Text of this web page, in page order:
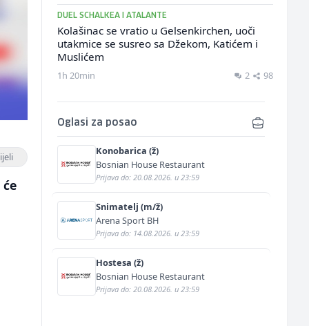
DUEL SCHALKEA I ATALANTE
Kolašinac se vratio u Gelsenkirchen, uoči
utakmice se susreo sa Džekom, Katićem i
Muslićem
1h 20min 2 98
Oglasi za posao
Konobarica (ž)
Bosnian House Restaurant
Prijava do: 20.08.2026. u 23:59
Snimatelj (m/ž)
Arena Sport BH
Prijava do: 14.08.2026. u 23:59
Hostesa (ž)
Bosnian House Restaurant
Prijava do: 20.08.2026. u 23:59